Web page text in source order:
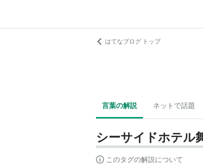
はてなブログ トップ
言葉の解説 ネットで話題
シーサイドホテル
このタグの解説について